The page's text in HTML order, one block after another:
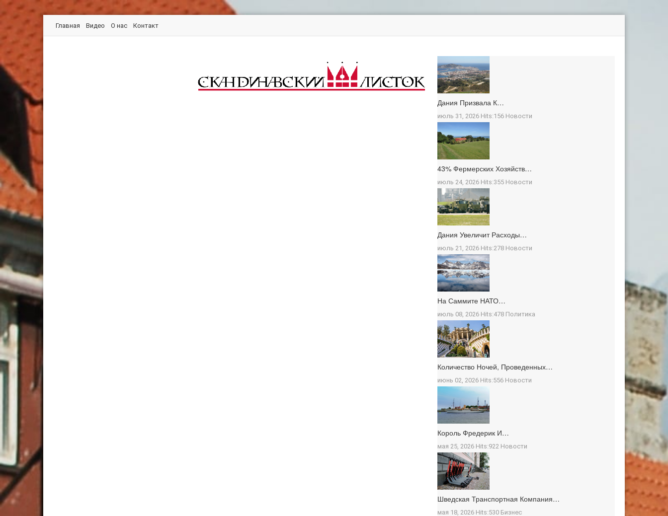
Главная Видео О нас Контакт
Дания Призвала К…
июль 31, 2026 Hits:156 Новости
43% Фермерских Хозяйств…
июль 24, 2026 Hits:355 Новости
Дания Увеличит Расходы…
июль 21, 2026 Hits:278 Новости
На Саммите НАТО…
июль 08, 2026 Hits:478 Политика
Количество Ночей, Проведенных…
июнь 02, 2026 Hits:556 Новости
Король Фредерик И…
мая 25, 2026 Hits:922 Новости
Шведская Транспортная Компания…
мая 18, 2026 Hits:530 Бизнес